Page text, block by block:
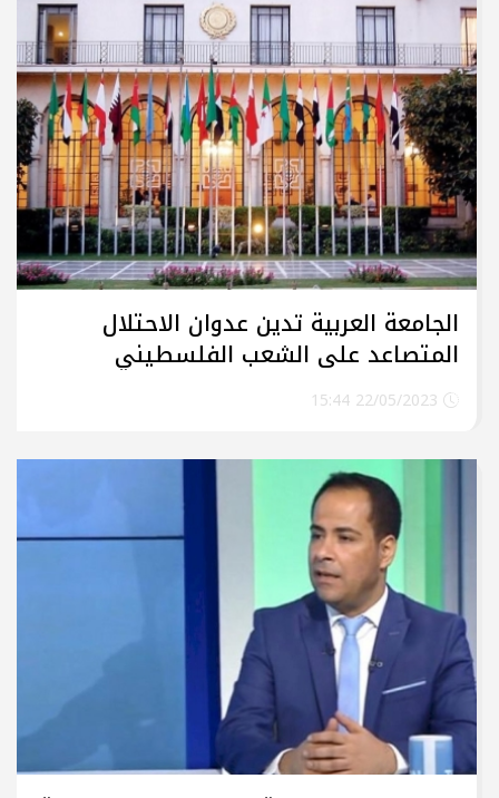
الجامعة العربية تدين عدوان الاحتلال
المتصاعد على الشعب الفلسطيني